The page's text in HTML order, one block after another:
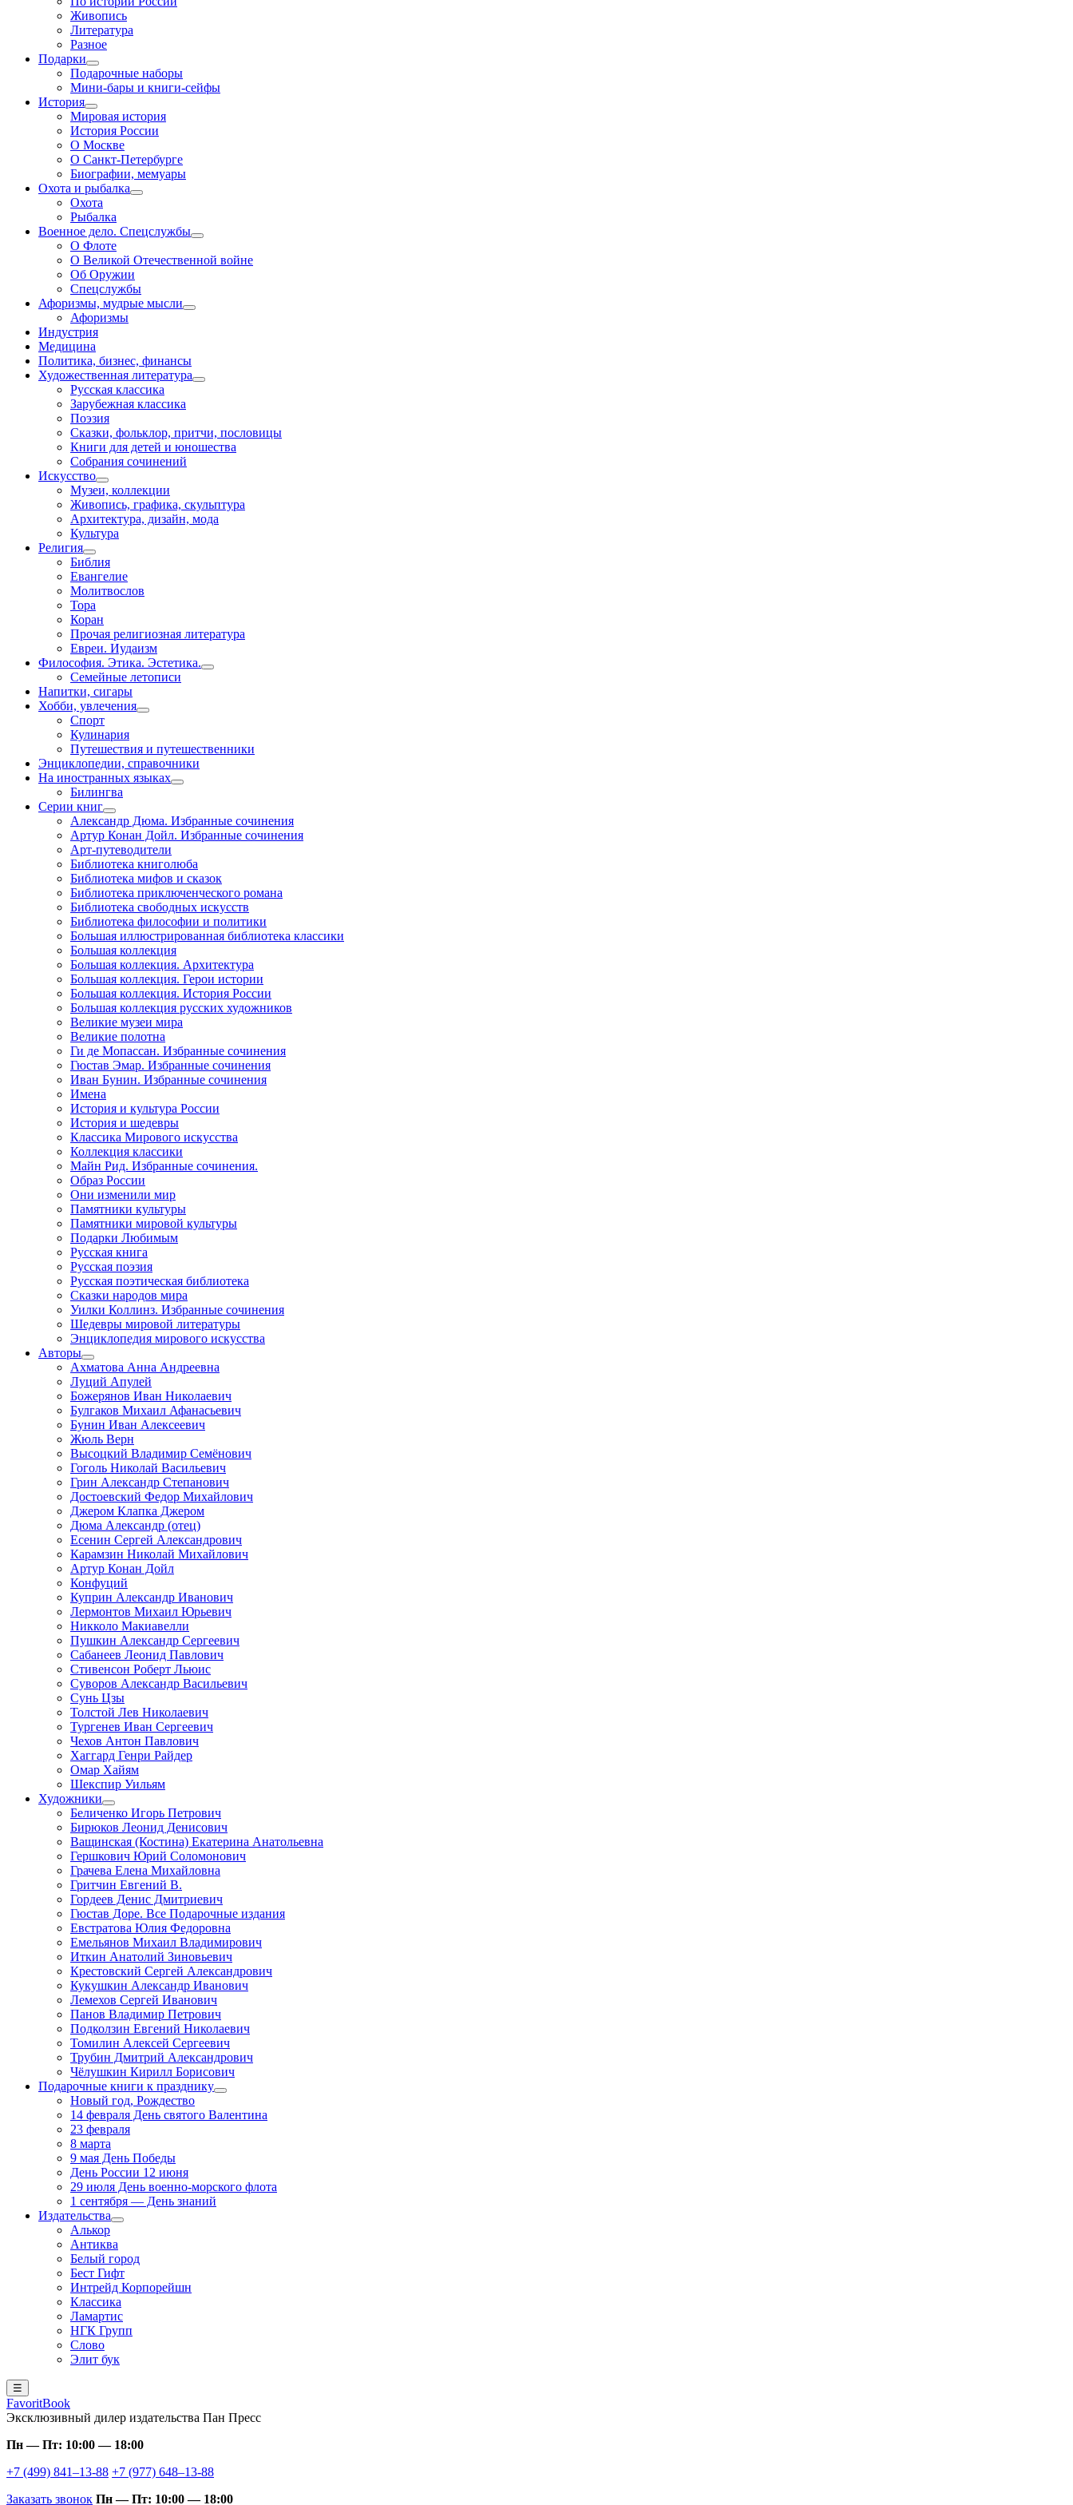
Живопись
Литература
Разное
Подарки
Подарочные наборы
Мини-бары и книги-сейфы
История
Мировая история
История России
О Москве
О Санкт-Петербурге
Биографии, мемуары
Охота и рыбалка
Охота
Рыбалка
Военное дело. Спецслужбы
О Флоте
О Великой Отечественной войне
Об Оружии
Спецслужбы
Афоризмы, мудрые мысли
Афоризмы
Индустрия
Медицина
Политика, бизнес, финансы
Художественная литература
Русская классика
Зарубежная классика
Поэзия
Сказки, фольклор, притчи, пословицы
Книги для детей и юношества
Собрания сочинений
Искусство
Музеи, коллекции
Живопись, графика, скульптура
Архитектура, дизайн, мода
Культура
Религия
Библия
Евангелие
Молитвослов
Тора
Коран
Прочая религиозная литература
Евреи. Иудаизм
Философия. Этика. Эстетика.
Семейные летописи
Напитки, сигары
Хобби, увлечения
Спорт
Кулинария
Путешествия и путешественники
Энциклопедии, справочники
На иностранных языках
Билингва
Серии книг
Александр Дюма. Избранные сочинения
Артур Конан Дойл. Избранные сочинения
Арт-путеводители
Библиотека книголюба
Библиотека мифов и сказок
Библиотека приключенческого романа
Библиотека свободных искусств
Библиотека философии и политики
Большая иллюстрированная библиотека классики
Большая коллекция
Большая коллекция. Архитектура
Большая коллекция. Герои истории
Большая коллекция. История России
Большая коллекция русских художников
Великие музеи мира
Великие полотна
Ги де Мопассан. Избранные сочинения
Гюстав Эмар. Избранные сочинения
Иван Бунин. Избранные сочинения
Имена
История и культура России
История и шедевры
Классика Мирового искусства
Коллекция классики
Майн Рид. Избранные сочинения.
Образ России
Они изменили мир
Памятники культуры
Памятники мировой культуры
Подарки Любимым
Русская книга
Русская поэзия
Русская поэтическая библиотека
Сказки народов мира
Уилки Коллинз. Избранные сочинения
Шедевры мировой литературы
Энциклопедия мирового искусства
Авторы
Ахматова Анна Андреевна
Луций Апулей
Божерянов Иван Николаевич
Булгаков Михаил Афанасьевич
Бунин Иван Алексеевич
Жюль Верн
Высоцкий Владимир Семёнович
Гоголь Николай Васильевич
Грин Александр Степанович
Достоевский Федор Михайлович
Джером Клапка Джером
Дюма Александр (отец)
Есенин Сергей Александрович
Карамзин Николай Михайлович
Артур Конан Дойл
Конфуций
Куприн Александр Иванович
Лермонтов Михаил Юрьевич
Никколо Макиавелли
Пушкин Александр Сергеевич
Сабанеев Леонид Павлович
Стивенсон Роберт Льюис
Суворов Александр Васильевич
Сунь Цзы
Толстой Лев Николаевич
Тургенев Иван Сергеевич
Чехов Антон Павлович
Хаггард Генри Райдер
Омар Хайям
Шекспир Уильям
Художники
Беличенко Игорь Петрович
Бирюков Леонид Денисович
Ващинская (Костина) Екатерина Анатольевна
Гершкович Юрий Соломонович
Грачева Елена Михайловна
Гритчин Евгений В.
Гордеев Денис Дмитриевич
Гюстав Доре. Все Подарочные издания
Евстратова Юлия Федоровна
Емельянов Михаил Владимирович
Иткин Анатолий Зиновьевич
Крестовский Сергей Александрович
Кукушкин Александр Иванович
Лемехов Сергей Иванович
Панов Владимир Петрович
Подколзин Евгений Николаевич
Томилин Алексей Сергеевич
Трубин Дмитрий Александрович
Чёлушкин Кирилл Борисович
Подарочные книги к празднику
Новый год, Рождество
14 февраля День святого Валентина
23 февраля
8 марта
9 мая День Победы
День России 12 июня
29 июля День военно-морского флота
1 сентября — День знаний
Издательства
Алькор
Антиква
Белый город
Бест Гифт
Интрейд Корпорейшн
Классика
Ламартис
НГК Групп
Слово
Элит бук
☰
FavoritBook
Эксклюзивный дилер издательства Пан Пресс
Пн — Пт: 10:00 — 18:00
+7 (499) 841–13-88 +7 (977) 648–13-88
Заказать звонок Пн — Пт: 10:00 — 18:00